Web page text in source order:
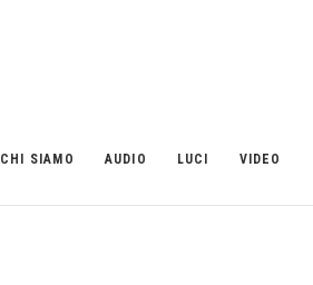
CHI SIAMO AUDIO LUCI VIDEO